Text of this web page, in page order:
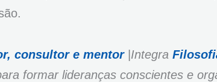
consultor e mentor| Integra
formar lideranças conscientes e